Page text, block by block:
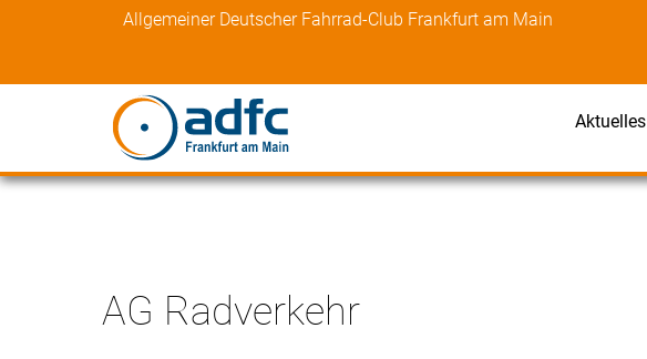
Allgemeiner Deutscher Fahrrad-Club Frankfurt am Main
Aktuelles
AG Radverkehr